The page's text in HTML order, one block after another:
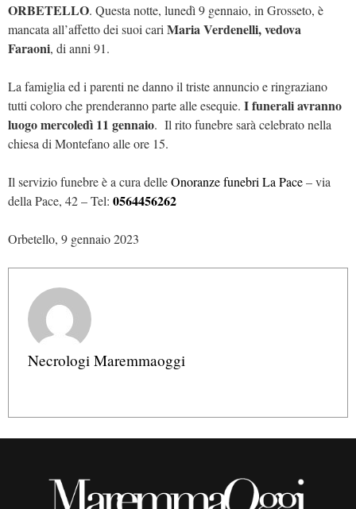
ORBETELLO. Questa notte, lunedì 9 gennaio, in Grosseto, è
mancata all’affetto dei suoi cariMaria Verdenelli, vedova
Faraoni, di anni 91.
La famiglia ed i parenti ne danno il triste annuncio e ringraziano
tutti coloro che prenderanno parte alle esequie. I funerali avranno
luogo mercoledì 11 gennaio. Il rito funebre sarà celebrato nella
chiesa di Montefano alle ore 15.
Il servizio funebre è a cura delleOnoranze funebri La Pace– via
della Pace, 42 – Tel: 0564456262
Orbetello, 9 gennaio 2023
Necrologi Maremmaoggi